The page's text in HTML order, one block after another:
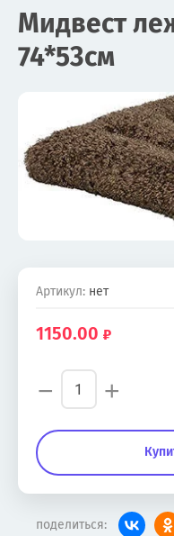
Мидвест
74*53см
Артикул: нет
1150.00
− +
поделиться: